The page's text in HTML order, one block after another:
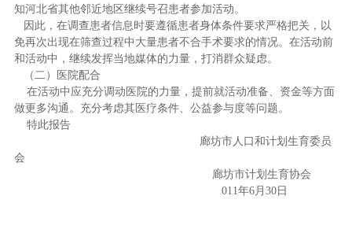
知河北省其他邻近地区继续号召患者参加活动。
因此，在调查患者信息时要遵循患者身体条件要求严格把关，以
免再次出现在筛查过程中大量患者不合手术要求的情况。在活动前
和活动中，继续发挥当地媒体的力量，打消群众疑虑。
（二）
医院配合
在活动中应充分调动医院的力量，提前就活动准备、资金等方面
做更多沟通。充分考虑其医疗条件、公益参与度等问题。
特此报告
廊坊市人口和计划生育委员
会
廊坊市计划生育协会
011年6月30日